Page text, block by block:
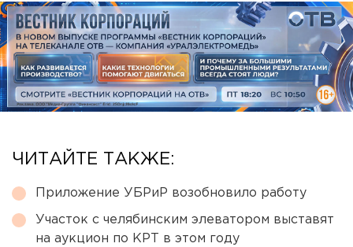
ЧИТАЙТЕ ТАКЖЕ:
Приложение УБРиР возобновило работу
Участок с челябинским элеватором выставят
на аукцион по КРТ в этом году